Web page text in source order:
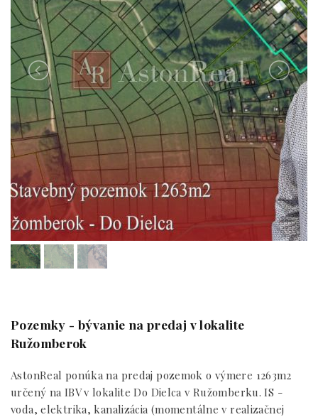
Pozemky - bývanie na predaj v lokalite
Ružomberok
AstonReal ponúka na predaj pozemok o výmere 1263m2
určený na IBV v lokalite Do Dielca v Ružomberku. IS -
voda, elektrika, kanalizácia (momentálne v realizačnej